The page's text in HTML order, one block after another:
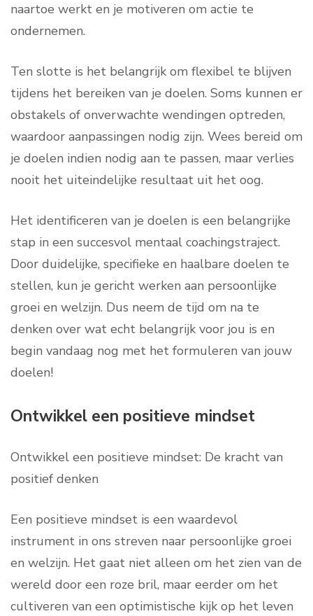
naartoe werkt en je motiveren om actie te
ondernemen.
Ten slotte is het belangrijk om flexibel te blijven
tijdens het bereiken van je doelen. Soms kunnen er
obstakels of onverwachte wendingen optreden,
waardoor aanpassingen nodig zijn. Wees bereid om
je doelen indien nodig aan te passen, maar verlies
nooit het uiteindelijke resultaat uit het oog.
Het identificeren van je doelen is een belangrijke
stap in een succesvol mentaal coachingstraject.
Door duidelijke, specifieke en haalbare doelen te
stellen, kun je gericht werken aan persoonlijke
groei en welzijn. Dus neem de tijd om na te
denken over wat echt belangrijk voor jou is en
begin vandaag nog met het formuleren van jouw
doelen!
Ontwikkel een positieve mindset
Ontwikkel een positieve mindset: De kracht van
positief denken
Een positieve mindset is een waardevol
instrument in ons streven naar persoonlijke groei
en welzijn. Het gaat niet alleen om het zien van de
wereld door een roze bril, maar eerder om het
cultiveren van een optimistische kijk op het leven